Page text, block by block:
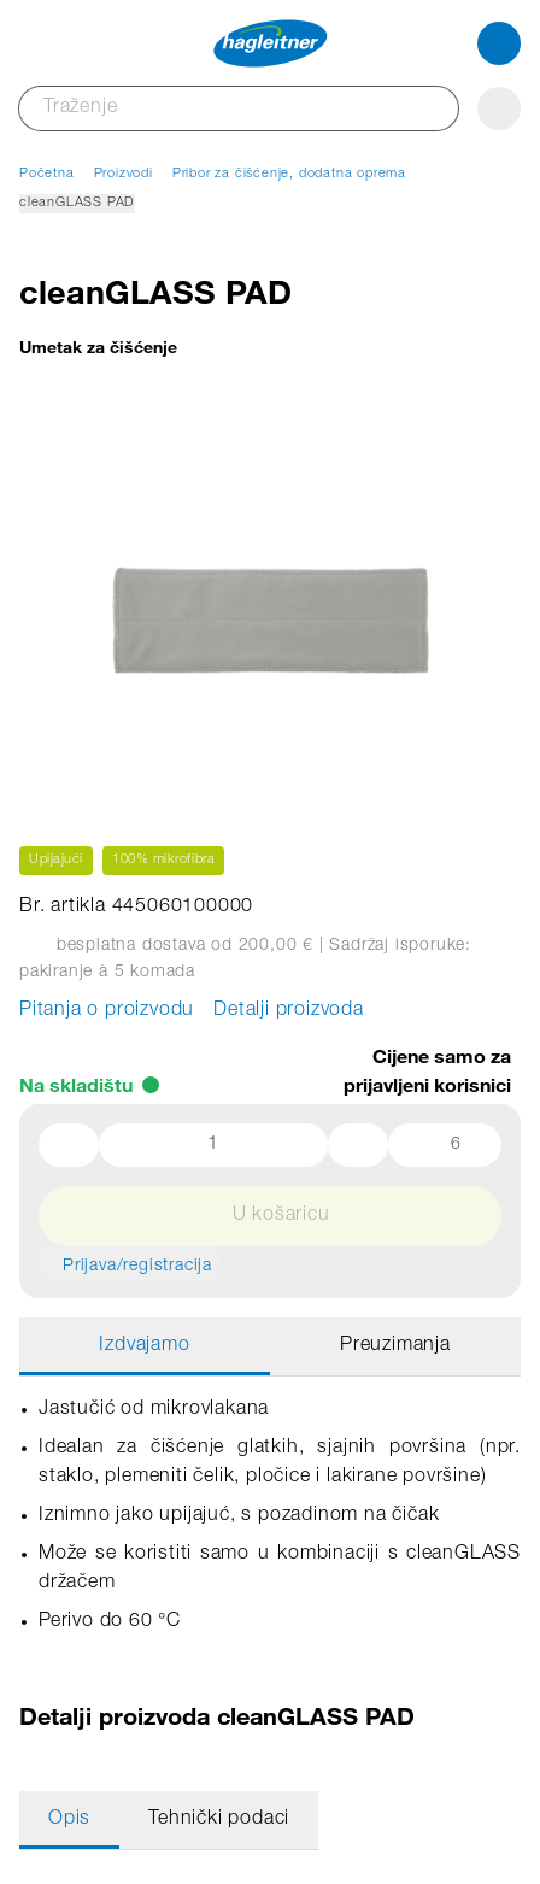
Početna Proizvodi Pribor za čišćenje, dodatna oprema
cleanGLASS PAD
cleanGLASS PAD
Umetak za čišćenje
Upijajući 100% mikrofibra
Br. artikla 445060100000
besplatna dostava od 200,00 € | Sadržaj isporuke:
pakiranje à 5 komada
Pitanja o proizvodu Detalji proizvoda
Na skladištu
Cijene samo za
prijavljeni korisnici
6
U košaricu
Prijava/registracija
Izdvajamo Preuzimanja
Jastučić od mikrovlakana
Idealan za čišćenje glatkih, sjajnih površina (npr.
staklo, plemeniti čelik, pločice i lakirane površine)
Iznimno jako upijajuć, s pozadinom na čičak
Može se koristiti samo u kombinaciji s cleanGLASS
držačem
Perivo do 60 °C
Detalji proizvoda cleanGLASS PAD
Opis Tehnički podaci